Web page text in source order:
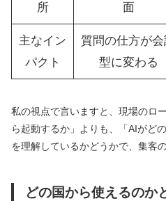
所
面
主なイン
パクト
質問の仕方が
型に変わる
私の視点で言いますと、現場のロ
ら起動するか」よりも、「AIがど
を理解しているかどうかで、集客
どの国から使えるのか